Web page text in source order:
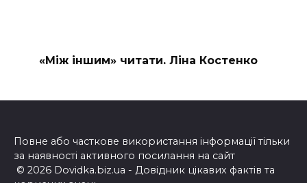
«Між іншим» читати. Ліна Костенко
Повне або часткове використання інформації тільки
за наявності активного посилання на сайт
© 2026 Dovidka.biz.ua - Довідник цікавих фактів та